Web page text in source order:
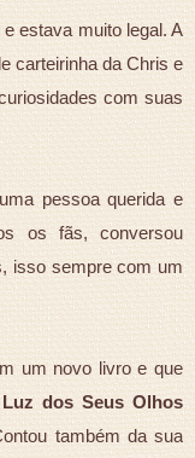
estava muito legal. A
carteirinha da Chris e
com suas
pessoa querida e
os fãs, conversou
isso sempre com um
um novo livro e que
dos Seus Olhos
também da sua